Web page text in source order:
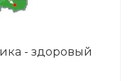
- здоровый